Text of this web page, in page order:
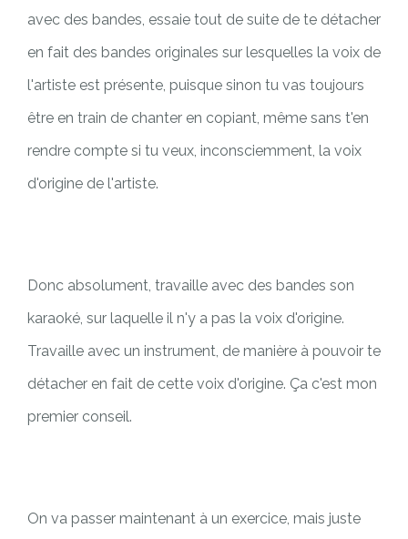
avec des bandes, essaie tout de suite de te détacher
en fait des bandes originales sur lesquelles la voix de
l'artiste est présente, puisque sinon tu vas toujours
être en train de chanter en copiant, même sans t'en
rendre compte si tu veux, inconsciemment, la voix
d'origine de l'artiste.
Donc absolument, travaille avec des bandes son
karaoké, sur laquelle il n'y a pas la voix d'origine.
Travaille avec un instrument, de manière à pouvoir te
détacher en fait de cette voix d'origine. Ça c'est mon
premier conseil.
On va passer maintenant à un exercice, mais juste